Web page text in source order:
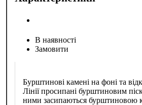
В наявності
Замовити
Бурштинові камені на фоні та
Лінії просипані бурштиновим
ними засипаються бурштиновою